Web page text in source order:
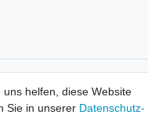
Wir versenden
helfen, diese Website
Sie in unserer Daten­schutz­